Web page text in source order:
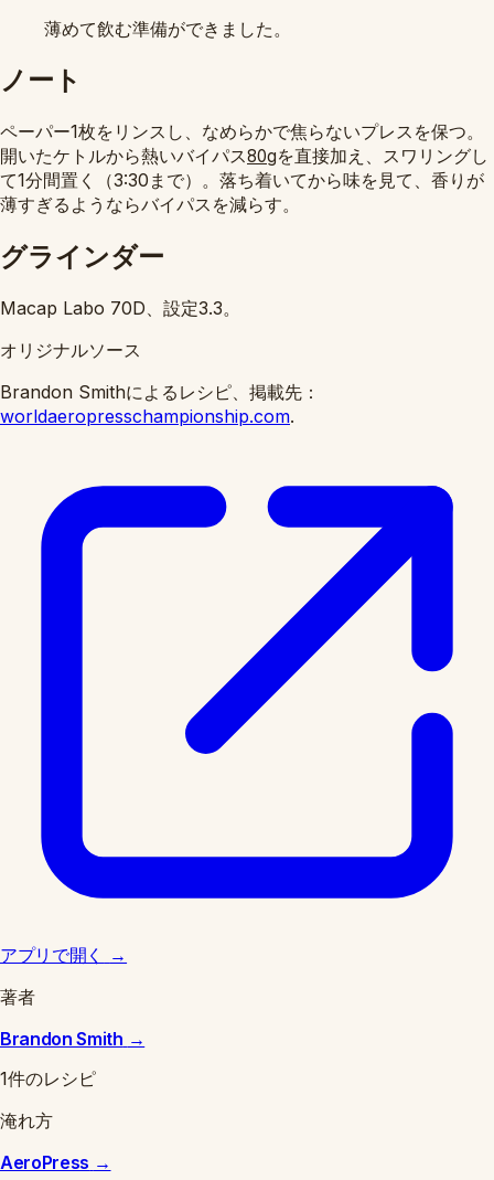
薄めて飲む準備ができました。
ノート
ペーパー1枚をリンスし、なめらかで焦らないプレスを保つ。
開いたケトルから熱いバイパス80gを直接加え、スワリングし
て1分間置く（3:30まで）。落ち着いてから味を見て、香りが
薄すぎるようならバイパスを減らす。
グラインダー
Macap Labo 70D、設定3.3。
オリジナルソース
Brandon Smithによるレシピ、掲載先：
worldaeropresschampionship.com.
アプリで開く
→
著者
Brandon Smith →
1件のレシピ
淹れ方
AeroPress →